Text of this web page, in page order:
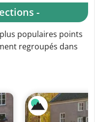
-
populaires points
regroupés dans